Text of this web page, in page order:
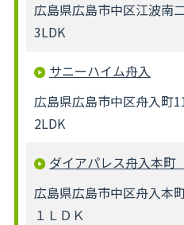
広島県広島市中区江波南
3LDK
サニーハイム舟入
広島県広島市中区舟入町
2LDK
ダイアパレス舟入本
広島県広島市中区舟入本
１ＬＤＫ